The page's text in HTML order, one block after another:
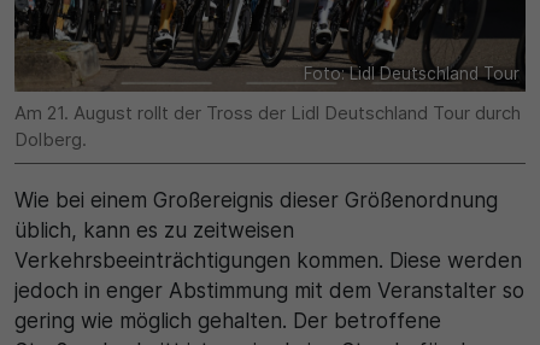
Foto: Lidl Deutschland Tour
Am 21. August rollt der Tross der Lidl Deutschland Tour durch
Dolberg.
Wie bei einem Großereignis dieser Größenordnung
üblich, kann es zu zeitweisen
Verkehrsbeeinträchtigungen kommen. Diese werden
jedoch in enger Abstimmung mit dem Veranstalter so
gering wie möglich gehalten. Der betroffene
30 Minuten
Zweck
Wird für statistische Zwecke verwendet, um
vorübergehende Daten des Besuchs zu speichern.